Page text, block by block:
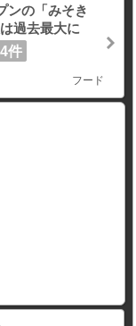
ンの「みそき
過去最大に
4件
フード